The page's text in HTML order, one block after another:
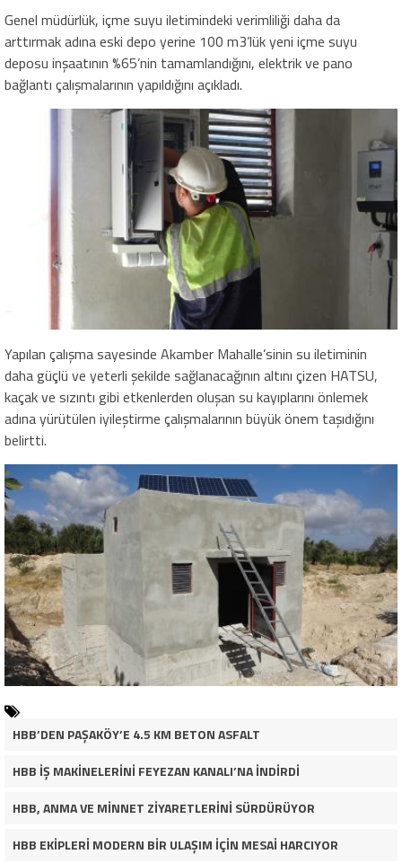
Genel müdürlük, içme suyu iletimindeki verimliliği daha da
arttırmak adına eski depo yerine 100 m3’lük yeni içme suyu
deposu inşaatının %65’nin tamamlandığını, elektrik ve pano
bağlantı çalışmalarının yapıldığını açıkladı.
Yapılan çalışma sayesinde Akamber Mahalle’sinin su iletiminin
daha güçlü ve yeterli şekilde sağlanacağının altını çizen HATSU,
kaçak ve sızıntı gibi etkenlerden oluşan su kayıplarını önlemek
adına yürütülen iyileştirme çalışmalarının büyük önem taşıdığını
belirtti.
HBB’DEN PAŞAKÖY’E 4.5 KM BETON ASFALT
HBB İŞ MAKİNELERİNİ FEYEZAN KANALI’NA İNDİRDİ
HBB, ANMA VE MİNNET ZİYARETLERİNİ SÜRDÜRÜYOR
HBB EKİPLERİ MODERN BİR ULAŞIM İÇİN MESAİ HARCIYOR